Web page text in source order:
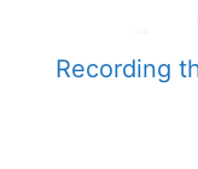
Recording